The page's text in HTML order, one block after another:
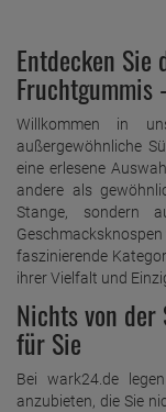
Entdecken
Fruchtgummis
Willkommen in
außergewöhnliche
eine erlesene
andere als
Stange, sondern
faszinierende
ihrer Vielfalt und
Nichts von der
für Sie
Bei wark24.de
anzubieten, die Sie